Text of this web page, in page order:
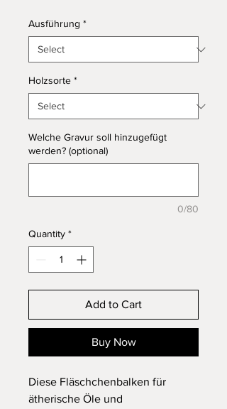
Ausführung *
Holzsorte *
Welche Gravur soll hinzugefügt
werden? (optional)
0/80
Quantity *
Add to Cart
Buy Now
Diese Fläschchenbalken für
ätherische Öle und